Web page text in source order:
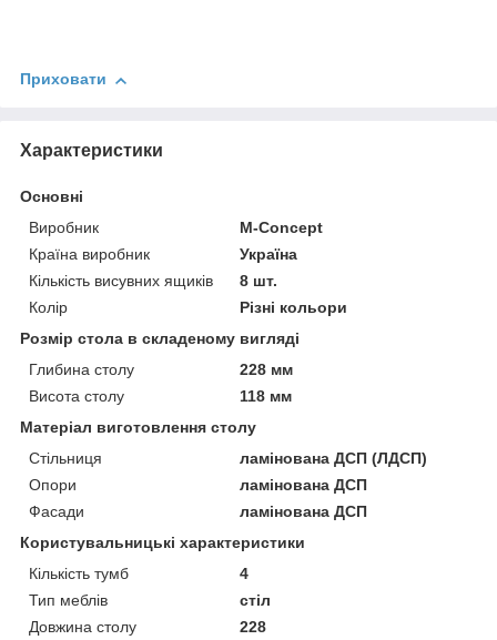
Приховати
Характеристики
Основні
Виробник
M-Concept
Країна виробник
Україна
Кількість висувних ящиків
8 шт.
Колір
Різні кольори
Розмір стола в складеному вигляді
Глибина столу
228 мм
Висота столу
118 мм
Матеріал виготовлення столу
Стільниця
ламінована ДСП (ЛДСП)
Опори
ламінована ДСП
Фасади
ламінована ДСП
Користувальницькі характеристики
Кількість тумб
4
Тип меблів
стіл
Довжина столу
228